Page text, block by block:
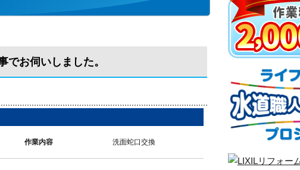
でお伺いしました。
作業内容 洗面蛇口交換